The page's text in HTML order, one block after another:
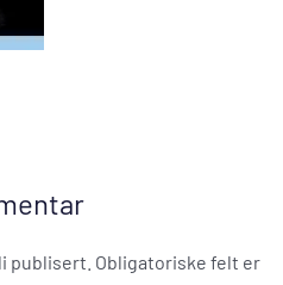
publisert. Obligatoriske felt er